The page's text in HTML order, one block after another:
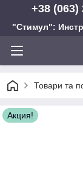
+38 (063)
"Стимул":
Товари та
Акция!